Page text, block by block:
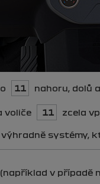
11 nahoru, dolů
voliče 11 zcela
systémy,
v případě